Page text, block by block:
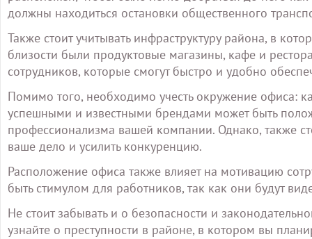
должны находиться остановки общественного
Также стоит учитывать инфраструктуру района, в
близости были продуктовые магазины, кафе и
сотрудников, которые смогут быстро и удобно
Помимо того, необходимо учесть окружение офиса:
успешными и известными брендами может быть
профессионализма вашей компании. Однако, также
ваше дело и усилить конкуренцию.
Расположение офиса также влияет на мотивацию
быть стимулом для работников, так как они будут
Не стоит забывать и о безопасности и
узнайте о преступности в районе, в котором вы